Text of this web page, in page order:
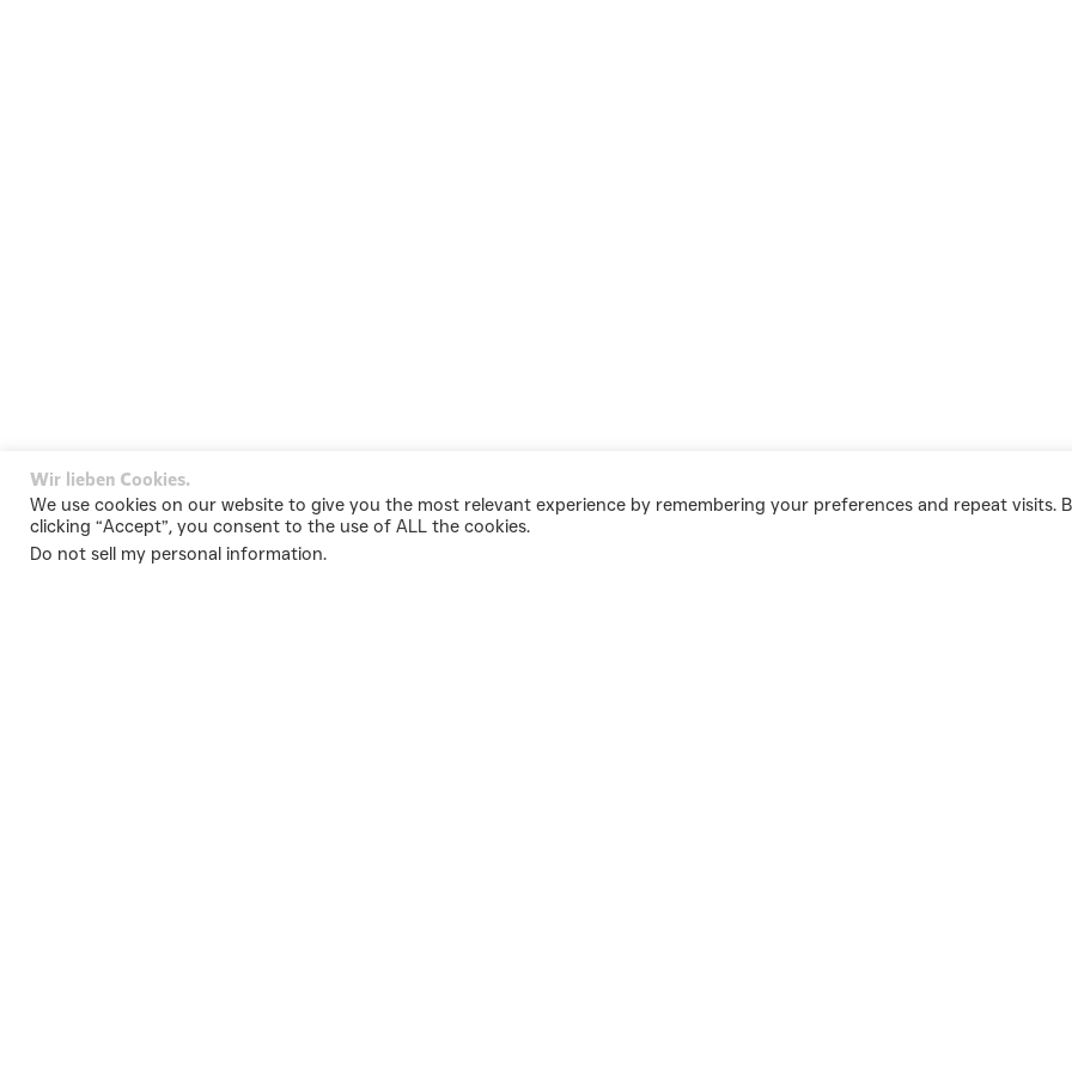
/Aktuelles
Wir lieben Cookies.
We use cookies on our website to give you the most relevant experience by remembering your preferences and repeat visits.
clicking “Accept”, you consent to the use of ALL the cookies.
Do not sell my personal information.